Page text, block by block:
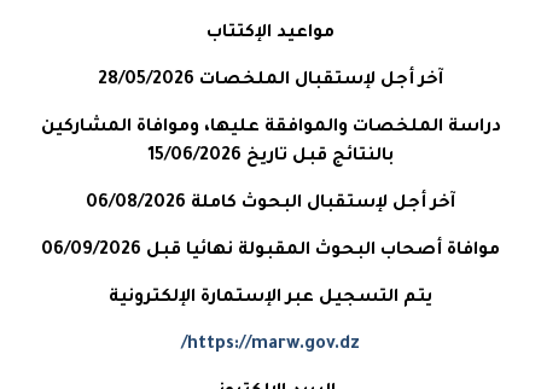
مواعيد الإكتتاب
آخر أجل لإستقبال الملخصات 28/05/2026
دراسة الملخصات والموافقة عليها، وموافاة المشاركين
بالنتائج قبل تاريخ 15/06/2026
آخر أجل لإستقبال البحوث كاملة 06/08/2026
موافاة أصحاب البحوث المقبولة نهائيا قبل 06/09/2026
يتم التسجيل عبر الإستمارة الإلكترونية
https://marw.gov.dz/